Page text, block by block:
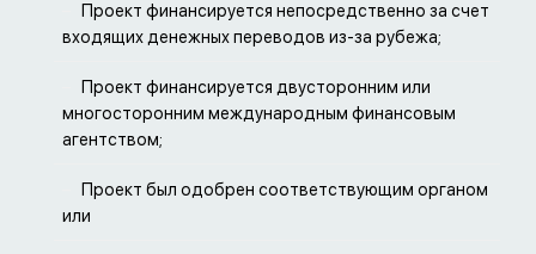
Проект финансируется непосредственно за счет
входящих денежных переводов из-за рубежа;
Проект финансируется двусторонним или
многосторонним международным финансовым
агентством;
Проект был одобрен соответствующим органом
или